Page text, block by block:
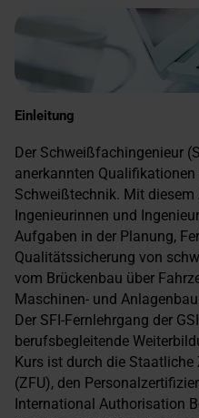
Einleitung
Der Schweißfachingenieur
anerkannten Qualifikationen
Schweißtechnik. Mit
Ingenieurinnen und
Aufgaben in der Planung,
Qualitätssicherung von
vom Brückenbau über
Maschinen- und
Der SFI-Fernlehrgang der
berufsbegleitende
Kurs ist durch die
(ZFU), den
International Authorisation